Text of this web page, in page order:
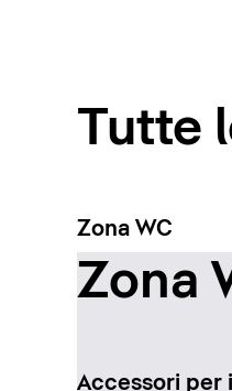
Tutte
Zona WC
Zona
Accessori per